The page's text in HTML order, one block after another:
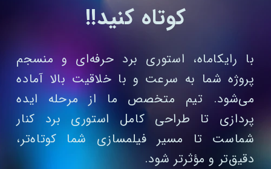
کوتاه کنید!!
با رایکاماه، استوری برد حرفه‌ای و منسجم
پروژه شما به سرعت و با خلاقیت بالا آماده
می‌شود. تیم متخصص ما از مرحله ایده‌
پردازی تا طراحی کامل استوری برد کنار
شماست تا مسیر فیلمسازی شما کوتاه‌تر،
دقیق‌تر و مؤثرتر شود.